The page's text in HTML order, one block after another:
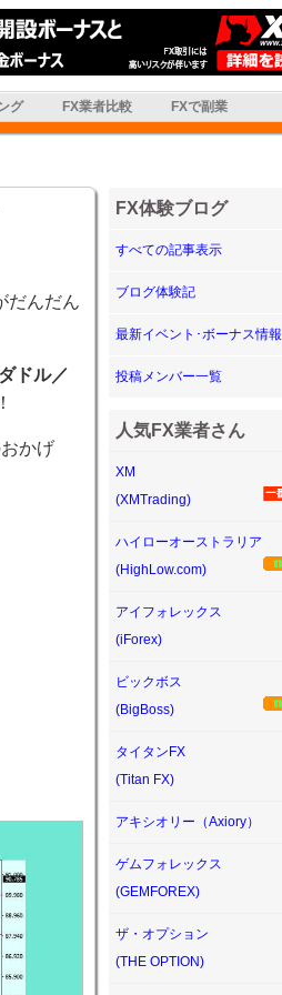
グ FX業者比較 FXで副業
だんだん
ドル／
かげ
FX体験ブログ
すべての記事表示
ブログ体験記
最新イベント･ボーナス情報
投稿メンバー一覧
人気FX業者さん
XM
(XMTrading)
ハイローオーストラリア
(HighLow.com)
アイフォレックス
(iForex)
ビックボス
(BigBoss)
タイタンFX
(Titan FX)
アキシオリー（Axiory）
ゲムフォレックス
(GEMFOREX)
ザ・オプション
(THE OPTION)